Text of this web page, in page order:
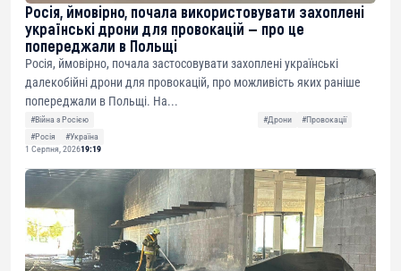
Росія, ймовірно, почала використовувати захоплені
українські дрони для провокацій — про це
попереджали в Польщі
Росія, ймовірно, почала застосовувати захоплені українські
далекобійні дрони для провокацій, про можливість яких раніше
попереджали в Польщі. На...
#Війна з Росією #Дрони
#Провокації
#Росія
#Україна
1 Серпня, 202619:19